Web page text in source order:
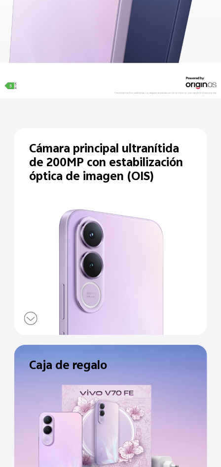
Cámara principal ultranítida
de 200MP con estabilización
óptica de imagen (OIS)
Caja de regalo